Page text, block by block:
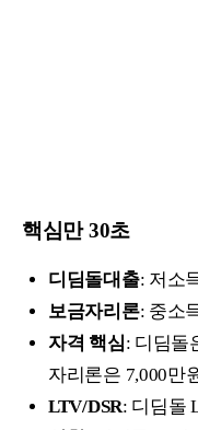
핵심만 30초
디딤돌대출: 저소
보금자리론: 중소
자격 핵심: 디딤돌
자리론은 7,000만
LTV/DSR: 디딤돌